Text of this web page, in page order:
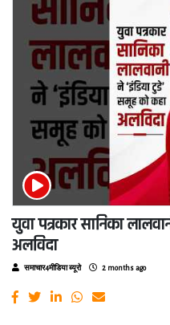
युवा पत्रकार सानिका
अलविदा
समाचार4मीडिया ब्यूरो 2 months ago